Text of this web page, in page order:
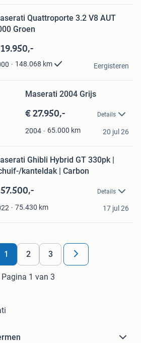
Quattroporte 3.2 V8 AUT
Groen
148.068 km Eergisteren
Maserati 2004 Grijs
€ 27.950,- Details
2004 65.000 km 20 jul 26
Ghibli Hybrid GT 330pk |
kanteldak | Carbon
Details
75.430 km 17 jul 26
1 2 3
Pagina 1 van 3